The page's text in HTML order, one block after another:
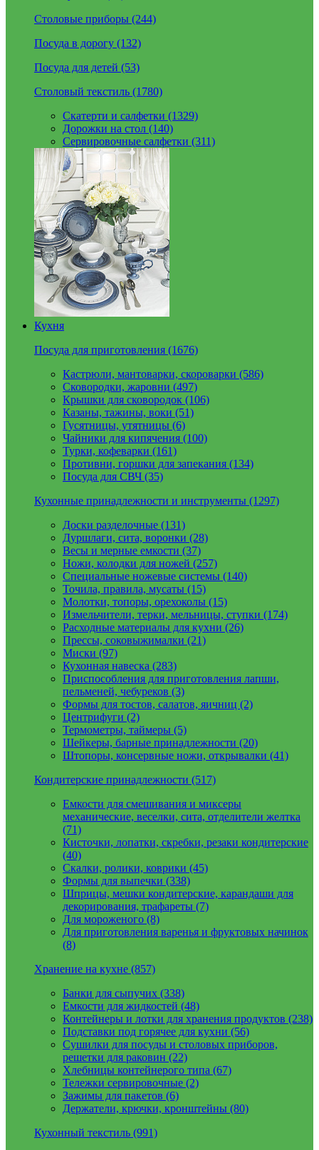
Столовые приборы (244)
Посуда в дорогу (132)
Посуда для детей (53)
Столовый текстиль (1780)
Скатерти и салфетки (1329)
Дорожки на стол (140)
Сервировочные салфетки (311)
Кухня
Посуда для приготовления (1676)
Кастрюли, мантоварки, скороварки (586)
Сковородки, жаровни (497)
Крышки для сковородок (106)
Казаны, тажины, воки (51)
Гусятницы, утятницы (6)
Чайники для кипячения (100)
Турки, кофеварки (161)
Противни, горшки для запекания (134)
Посуда для СВЧ (35)
Кухонные принадлежности и инструменты (1297)
Доски разделочные (131)
Дуршлаги, сита, воронки (28)
Весы и мерные емкости (37)
Ножи, колодки для ножей (257)
Специальные ножевые системы (140)
Точила, правила, мусаты (15)
Молотки, топоры, орехоколы (15)
Измельчители, терки, мельницы, ступки (174)
Расходные материалы для кухни (26)
Прессы, соковыжималки (21)
Миски (97)
Кухонная навеска (283)
Приспособления для приготовления лапши,
пельменей, чебуреков (3)
Формы для тостов, салатов, яичниц (2)
Центрифуги (2)
Термометры, таймеры (5)
Шейкеры, барные принадлежности (20)
Штопоры, консервные ножи, открывалки (41)
Кондитерские принадлежности (517)
Емкости для смешивания и миксеры
механические, веселки, сита, отделители желтка
(71)
Кисточки, лопатки, скребки, резаки кондитерские
(40)
Скалки, ролики, коврики (45)
Формы для выпечки (338)
Шприцы, мешки кондитерские, карандаши для
декорирования, трафареты (7)
Для мороженого (8)
Для приготовления варенья и фруктовых начинок
(8)
Хранение на кухне (857)
Банки для сыпучих (338)
Емкости для жидкостей (48)
Контейнеры и лотки для хранения продуктов (238)
Подставки под горячее для кухни (56)
Сушилки для посуды и столовых приборов,
решетки для раковин (22)
Хлебницы контейнерого типа (67)
Тележки сервировочные (2)
Зажимы для пакетов (6)
Держатели, крючки, кронштейны (80)
Кухонный текстиль (991)